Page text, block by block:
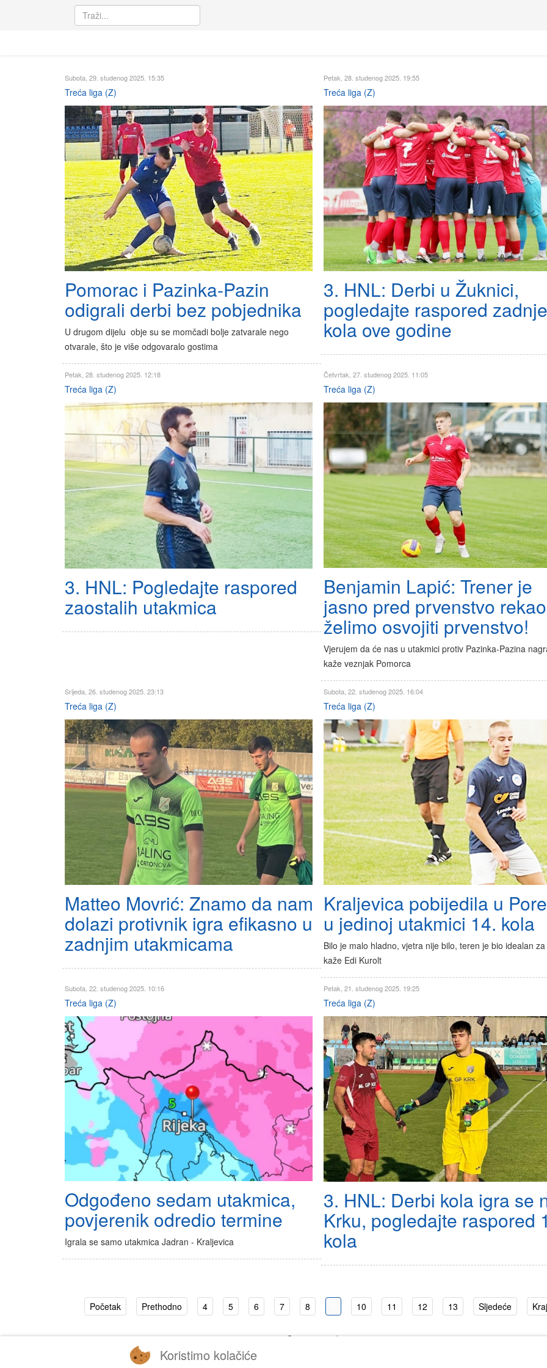
Subota, 29. studenog 2025. 15:35
Treća liga (Z)
Pomorac i Pazinka-Pazin
odigrali derbi bez pobjednika
U drugom dijelu obje su se momčadi bolje zatvarale nego
otvarale, što je više odgovaralo gostima
Petak, 28. studenog 2025. 19:55
Treća liga (Z)
3. HNL: Derbi u Žuknici,
pogledajte raspored
kola ove godine
Petak, 28. studenog 2025. 12:18
Treća liga (Z)
3. HNL: Pogledajte raspored
zaostalih utakmica
Četvrtak, 27. studenog 2025. 11:05
Treća liga (Z)
Benjamin Lapić: Trener je
jasno pred prvenstvo
želimo osvojiti prvenstvo!
Vjerujem da će nas u utakmici protiv Pazinka-Pazina
kaže veznjak Pomorca
Srijeda, 26. studenog 2025. 23:13
Treća liga (Z)
Matteo Movrić: Znamo da nam
dolazi protivnik igra efikasno u
zadnjim utakmicama
Subota, 22. studenog 2025. 16:04
Treća liga (Z)
Kraljevica pobijedila u
u jedinoj utakmici 14. kola
Bilo je malo hladno, vjetra nije bilo, teren je bio idealan
kaže Edi Kurolt
Subota, 22. studenog 2025. 10:16
Treća liga (Z)
Odgođeno sedam utakmica,
povjerenik odredio termine
Igrala se samo utakmica Jadran - Kraljevica
Petak, 21. studenog 2025. 19:25
Treća liga (Z)
3. HNL: Derbi kola igra se
Krku, pogledajte raspored
kola
Početak Prethodno 4 5 6 7 8 10 11 12 13 Sljedeće Kraj
Stranica 9 od 250
Koristimo kolačiće